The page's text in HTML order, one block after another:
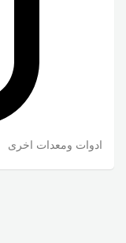
ادوات ومعدات اخرى